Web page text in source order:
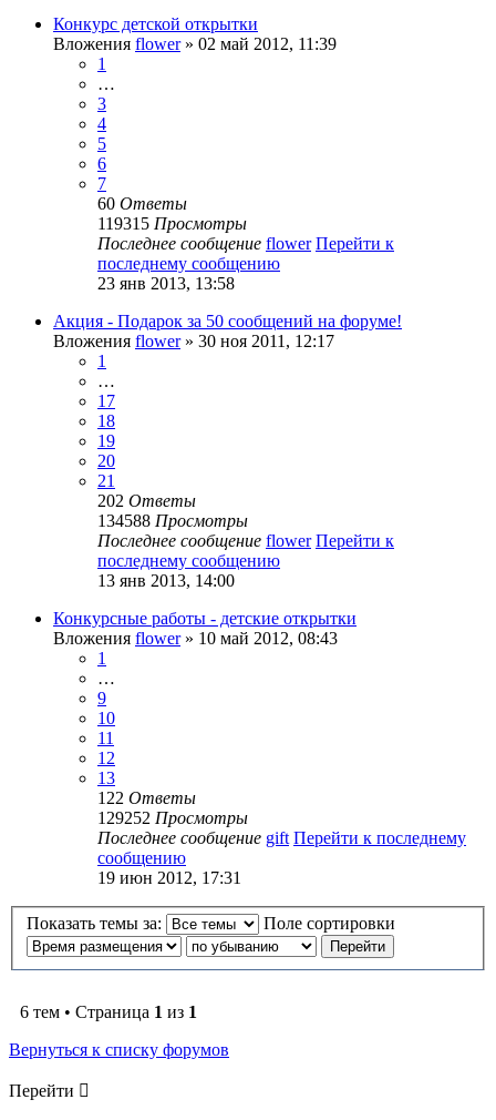
Конкурс детской открытки
Вложения flower» 02 май 2012, 11:39
1
…
3
4
5
6
7
60 Ответы
119315 Просмотры
Последнее сообщение flower Перейти к
последнему сообщению
23 янв 2013, 13:58
Акция - Подарок за 50 сообщений на форуме!
Вложения flower» 30 ноя 2011, 12:17
1
…
17
18
19
20
21
202 Ответы
134588 Просмотры
Последнее сообщение flower Перейти к
последнему сообщению
13 янв 2013, 14:00
Конкурсные работы - детские открытки
Вложения flower» 10 май 2012, 08:43
1
…
9
10
11
12
13
122 Ответы
129252 Просмотры
Последнее сообщение gift Перейти к последнему
сообщению
19 июн 2012, 17:31
Показать темы за: Поле сортировки
6 тем • Страница 1 из 1
Вернуться к списку форумов
Перейти